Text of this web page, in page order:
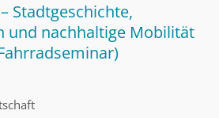
Stadtgeschichte,
und nachhaltige Mobilität